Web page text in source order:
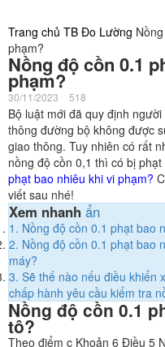
Trang chủ TB Đo Lường
phạm?
Nồng độ cồn 0.1
phạm?
30/11/2023 518
Bộ luật mới đã quy định
thông đường bộ không được
giao thông. Tuy nhiên có rất
nồng độ cồn 0,1 thì có bị
phạt bao nhiêu khi vi phạm?
viết sau nhé!
Xem nhanh ẩn
1. Nồng độ cồn 0.1 phạt bao
2. Nồng độ cồn 0.1 phạt bao
máy?
3. Sẽ thế nào nếu điều khiển
chấp hành yêu cầu kiểm tra
Nồng độ cồn 0.1
tô?
Theo điểm c Khoản 6 Điều 5